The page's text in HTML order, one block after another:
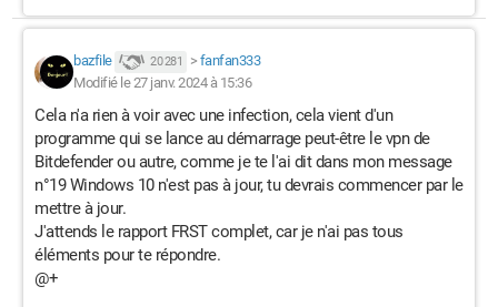
bazfile 20 281 > fanfan333
Modifié le 27 janv. 2024 à 15:36
Cela n'a rien à voir avec une infection, cela vient d'un
programme qui se lance au démarrage peut-être le vpn de
Bitdefender ou autre, comme je te l'ai dit dans mon message
n°19 Windows 10 n'est pas à jour, tu devrais commencer par le
mettre à jour.
J'attends le rapport FRST complet, car je n'ai pas tous
éléments pour te répondre.
@+